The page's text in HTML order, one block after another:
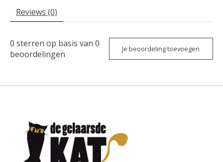
Reviews (0)
0 sterren op basis van 0
beoordelingen
Je beoordeling toevoegen